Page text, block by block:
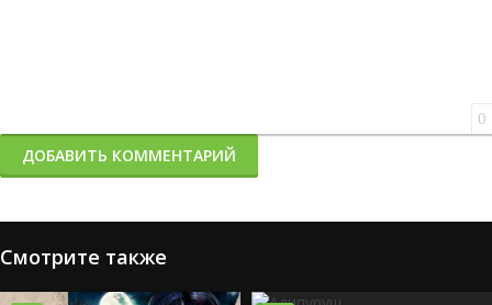
0
ДОБАВИТЬ КОММЕНТАРИЙ
Смотрите также